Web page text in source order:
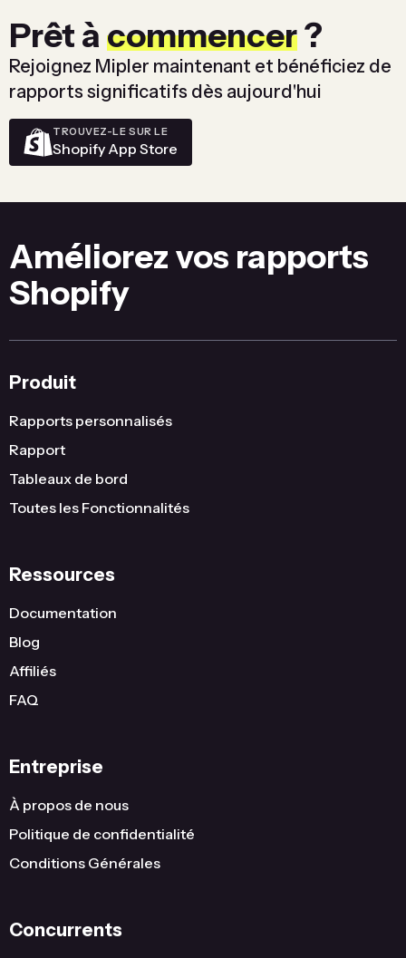
Prêt à commencer?
Rejoignez Mipler maintenant et bénéficiez de
rapports significatifs dès aujourd'hui
TROUVEZ-LE SUR LE
Shopify App Store
Améliorez vos rapports
Shopify
Produit
Rapports personnalisés
Rapport
Tableaux de bord
Toutes les Fonctionnalités
Ressources
Documentation
Blog
Affiliés
FAQ
Entreprise
À propos de nous
Politique de confidentialité
Conditions Générales
Concurrents